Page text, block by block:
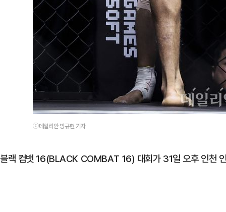
ⓒ데일리안 방규현 기자
블랙 컴뱃 16(BLACK COMBAT 16) 대회가 31일 오후 인천